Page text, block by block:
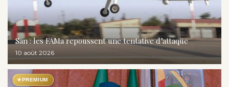
San : les FAMa repoussent une tentative d’attaque
10 août 2026
★PREMIUM